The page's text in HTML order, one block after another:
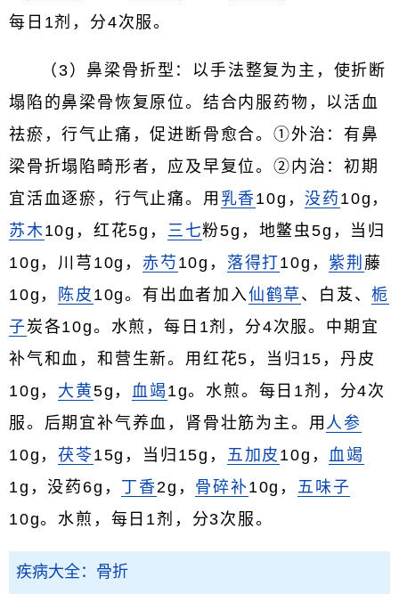
每日1剂，分4次服。
（3）鼻梁骨折型：以手法整复为主，使折断
塌陷的鼻梁骨恢复原位。结合内服药物，以活血
祛瘀，行气止痛，促进断骨愈合。①外治：有鼻
梁骨折塌陷畸形者，应及早复位。②内治：初期
宜活血逐瘀，行气止痛。用 乳香10g，没药 10g，
苏木10g，红花5g， 三七粉5g，地鳖虫5g，当归
10g，川芎10g， 赤芍 10g， 落得打10g，紫荆 藤
10g，
陈皮 10g。有出血者加入仙鹤草 、白芨、栀
子炭各10g。水煎，每日1剂，分4次服。中期宜
补气和血，和营生新。用红花5，当归15，丹皮
10g， 大黄5g， 血竭 1g。水煎。每日1剂，分4次
服。后期宜补气养血，肾骨壮筋为主。用 人参
10g，茯苓15g，当归15g， 五加皮 10g， 血竭
1g，没药6g， 丁香2g， 骨碎补10g， 五味子
10g。水煎，每日1剂，分3次服。
疾病大全：骨折